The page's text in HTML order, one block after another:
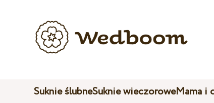
Suknie ślubneSuknie wieczoroweMama i